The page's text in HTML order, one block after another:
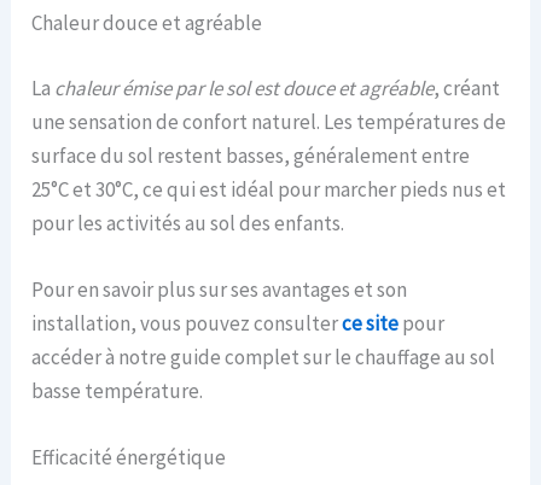
Chaleur douce et agréable
La chaleur émise par le sol est douce et agréable, créant
une sensation de confort naturel. Les températures de
surface du sol restent basses, généralement entre
25°C et 30°C, ce qui est idéal pour marcher pieds nus et
pour les activités au sol des enfants.
Pour en savoir plus sur ses avantages et son
installation, vous pouvez consulterce sitepour
accéder à notre guide complet sur le chauffage au sol
basse température.
Efficacité énergétique